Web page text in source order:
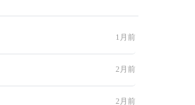
1月前
2月前
2月前